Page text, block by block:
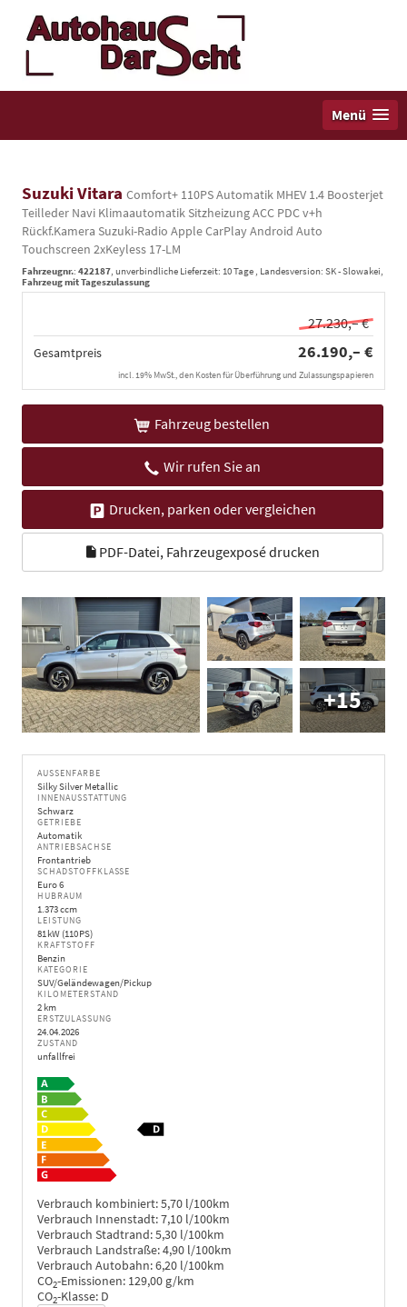
Menü
Suzuki Vitara Comfort+ 110PS Automatik MHEV 1.4 Boosterjet
Teilleder Navi Klimaautomatik Sitzheizung ACC PDC v+h
Rückf.Kamera Suzuki-Radio Apple CarPlay Android Auto
Touchscreen 2xKeyless 17-LM
Fahrzeugnr.: 422187 , unverbindliche Lieferzeit: 10 Tage , Landesversion: SK - Slowakei,
Fahrzeug mit Tageszulassung
27.230,– €
Gesamtpreis 26.190,– €
incl. 19% MwSt., den Kosten für Überführung und Zulassungspapieren
Fahrzeug bestellen
Wir rufen Sie an
Drucken, parken oder vergleichen
PDF-Datei, Fahrzeugexposé drucken
+15
AUSSENFARBE
Silky Silver Metallic
INNENAUSSTATTUNG
Schwarz
GETRIEBE
Automatik
ANTRIEBSACHSE
Frontantrieb
SCHADSTOFFKLASSE
Euro 6
HUBRAUM
1.373 ccm
LEISTUNG
81 kW (110 PS)
KRAFTSTOFF
Benzin
KATEGORIE
SUV/Geländewagen/Pickup
KILOMETERSTAND
2 km
ERSTZULASSUNG
24.04.2026
ZUSTAND
unfallfrei
Verbrauch kombiniert:5,70 l/100km
Verbrauch Innenstadt:7,10 l/100km
Verbrauch Stadtrand:5,30 l/100km
Verbrauch Landstraße:4,90 l/100km
Verbrauch Autobahn:6,20 l/100km
CO2-Emissionen: 129,00 g/km
CO2-Klasse: D